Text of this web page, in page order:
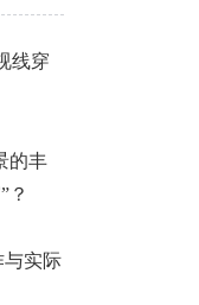
线穿
的丰
？
与实际